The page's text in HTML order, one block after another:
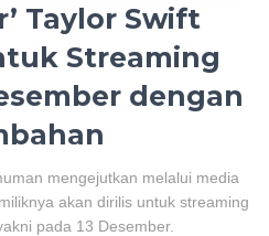
Taylor Swift
Streaming
dengan
mengejutkan melalui media
akan dirilis untuk streaming
pada 13 Desember.